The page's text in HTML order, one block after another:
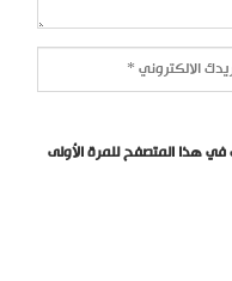
هذا المتصفح للمرة الأولى